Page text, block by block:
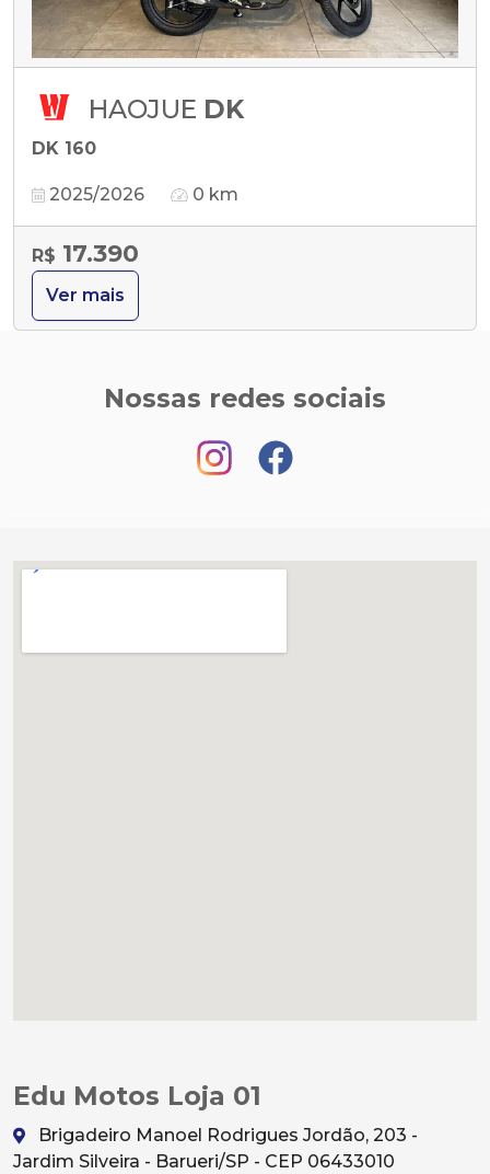
HAOJUE DK
DK 160
2025/2026 0 km
R$ 17.390
Ver mais
Nossas redes sociais
Edu Motos Loja 01
Brigadeiro Manoel Rodrigues Jordão, 203 -
Jardim Silveira - Barueri/SP - CEP 06433010